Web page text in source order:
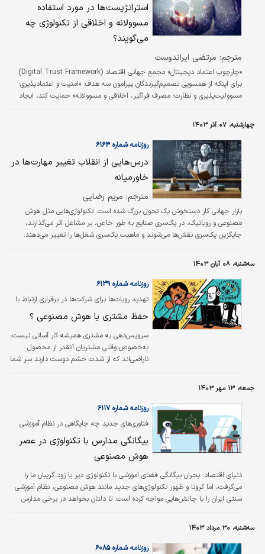
استراتژیست‌ها در مورد استفاده
مسوولانه و اخلاقی از تکنولوژی چه
می‏‏‌گویند؟
مترجم: مرتضی ایراندوست
«چارچوب اعتماد دیجیتال» مجمع جهانی اقتصاد (Digital Trust Framework)
برای اینکه از همسویی تصمیم‌گیرندگان پیرامون سه هدف: «امنیت و اعتمادپذیری؛
مسوولیت‌‌‌پذیری و نظارت؛ مصرف فراگیر، اخلاقی و مسوولانه» حمایت کند، ایجاد
و مسوولانه تکنولوژی دیجیتال که به طور چشمگیری بر زندگی ما سایه افکنده،
متمرکز شویم. بنابراین بسیار مهم خواهد بود که بتوانیم به توسعه و استقرار
محصولات و خدماتی که با آنها مواجه هستیم اعتماد کنیم. صنعت…
چهارشنبه، ۰۷ آذر ۱۴۰۳
روزنامه شماره ۶۱۶۴
درس‏‏‌هایی از انقلاب تغییر مهارت‏‏‌ها در
خاورمیانه
مترجم: مریم رضایی
بازار جهانی کار دستخوش یک تحول بزرگ شده است. تکنولوژی‌‌‌هایی مثل هوش
مصنوعی و روباتیک، در یک‌سری صنایع به طور خاص، بر مشاغل اثر می‌‌‌گذارند،
جایگزین یک‌سری نقش‌‌‌ها می‌‌‌شوند و ماهیت یک‌سری شغل‌‌‌ها را تغییر می‌دهند.
شد. بنابراین، تغییر مهارت یک اولویت جهانی است. تجهیز کارکنان با مهارت‌‌‌های
درست برای آینده کار، یک فرصت فراهم می‌کند: پیشرفت سریع‌‌‌تر در آموزش و ارتقای
مهارت تا سال ۲۰۳۰ حدود ۸.۳ تریلیون دلار به تولید…
سه‌شنبه، ۰۸ آبان ۱۴۰۳
تهدید روبات‌ها برای شرکت‌ها در برقراری ارتباط با
روزنامه شماره ۶۱۳۹
حفظ مشتری با هوش مصنوعی ؟
سرویس‌‌دهی به مشتری همیشه کار آسانی نیست،
به‌‌خصوص وقتی مشتریان آنقدر از محصول
ناراضی‌‌اند که از شدت خشم دوست دارند سر شما
به‌‌روزرسانی اپلیکیشن شرکت ایرادات فنی بسیاری
داشت که به افت سهام شرکت منجر شد و طبیعتا
مشتریان ناراضی بودند.
جمعه، ۱۳ مهر ۱۴۰۳
فناوری‏‏‌های جدید چه جایگاهی در نظام آموزشی
کشور دارند؟
روزنامه شماره ۶۱۱۷
بیگانگی مدارس با تکنولوژی در عصر
هوش مصنوعی
دنیای اقتصاد: بحران بیگانگی فضای آموزشی با تکنولوژی دیر یا زود گریبان ما را
می‌‌‌گرفت، اما کرونا و ظهور تکنولوژی‌‌‌های جدید مانند هوش مصنوعی، نظام آموزشی
سنتی ایران را با چالش‌هایی مواجه کرده است. تا دلتان بخواهد در برخی مدارس
با این اوصاف، نسل زد که مشخصه اصلی آن پیوند عمیق با تکنولوژی روز است،
دلبستگی چندانی به مدرسه و نظام آموزشی ندارد.
سه‌شنبه، ۳۰ مرداد ۱۴۰۳
روزنامه شماره ۶۰۸۵